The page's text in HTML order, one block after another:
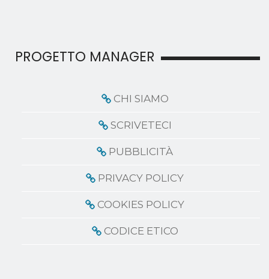
PROGETTO MANAGER
CHI SIAMO
SCRIVETECI
PUBBLICITÀ
PRIVACY POLICY
COOKIES POLICY
CODICE ETICO